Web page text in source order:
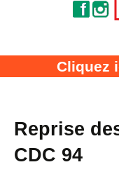
CLCV
Association
Cliquez
Reprise
CDC 94